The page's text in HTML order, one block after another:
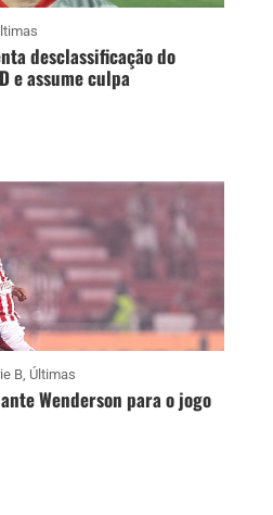
desclassificação do
e assume culpa
B, Últimas
Wenderson para o jogo